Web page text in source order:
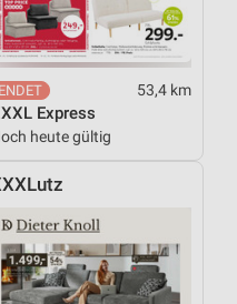
53,4 km
Express
heute gültig